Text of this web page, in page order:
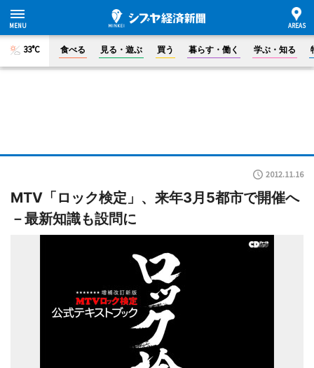
33°C 食べる 見る・遊ぶ 買う 暮らす・働く 学ぶ・知る
2012.11.16
MTV「ロック検定」、来年3月5都市で開催へ
－最新知識も設問に